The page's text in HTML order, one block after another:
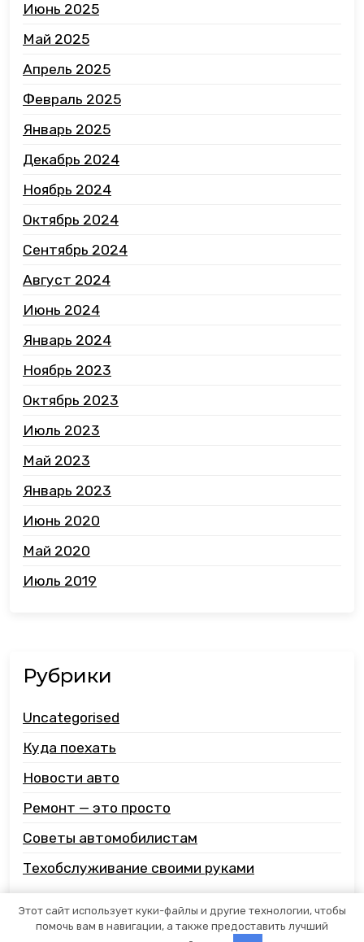
Июнь 2025
Май 2025
Апрель 2025
Февраль 2025
Январь 2025
Декабрь 2024
Ноябрь 2024
Октябрь 2024
Сентябрь 2024
Август 2024
Июнь 2024
Январь 2024
Ноябрь 2023
Октябрь 2023
Июль 2023
Май 2023
Январь 2023
Июнь 2020
Май 2020
Июль 2019
Рубрики
Uncategorised
Куда поехать
Новости авто
Ремонт — это просто
Советы автомобилистам
Техобслуживание своими руками
Этот сайт использует куки-файлы и другие технологии, чтобы
помочь вам в навигации, а также предоставить лучший